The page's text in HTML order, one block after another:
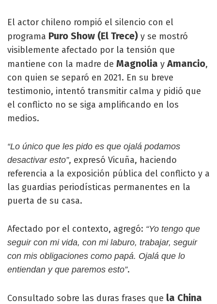
El actor chileno rompió el silencio con el
programa Puro Show (El Trece) y se mostró
visiblemente afectado por la tensión que
mantiene con la madre de Magnolia yAmancio,
con quien se separó en 2021. En su breve
testimonio, intentó transmitir calma y pidió que
el conflicto no se siga amplificando en los
medios.
“Lo único que les pido es que ojalá podamos
desactivar esto”, expresó Vicuña, haciendo
referencia a la exposición pública del conflicto y a
las guardias periodísticas permanentes en la
puerta de su casa.
Afectado por el contexto, agregó: “Yo tengo que
seguir con mi vida, con mi laburo, trabajar, seguir
con mis obligaciones como papá. Ojalá que lo
entiendan y que paremos esto”.
Consultado sobre las duras frases que la China